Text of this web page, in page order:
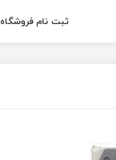
ثبت نام فروشگاه